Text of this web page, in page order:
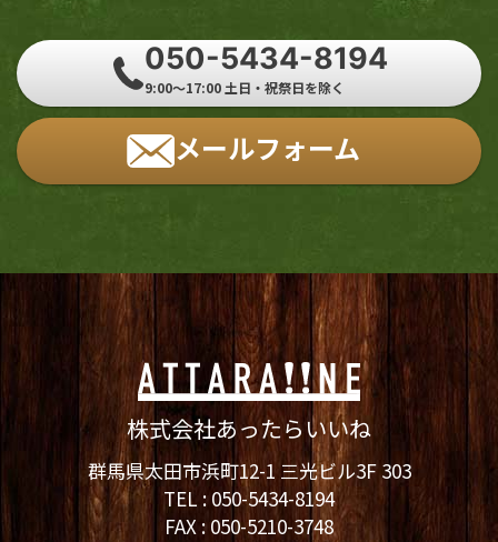
050-5434-8194
9:00～17:00 土日・祝祭日を除く
メールフォーム
株式会社あったらいいね
群馬県太田市浜町12-1 三光ビル3F 303
TEL : 050-5434-8194
FAX : 050-5210-3748